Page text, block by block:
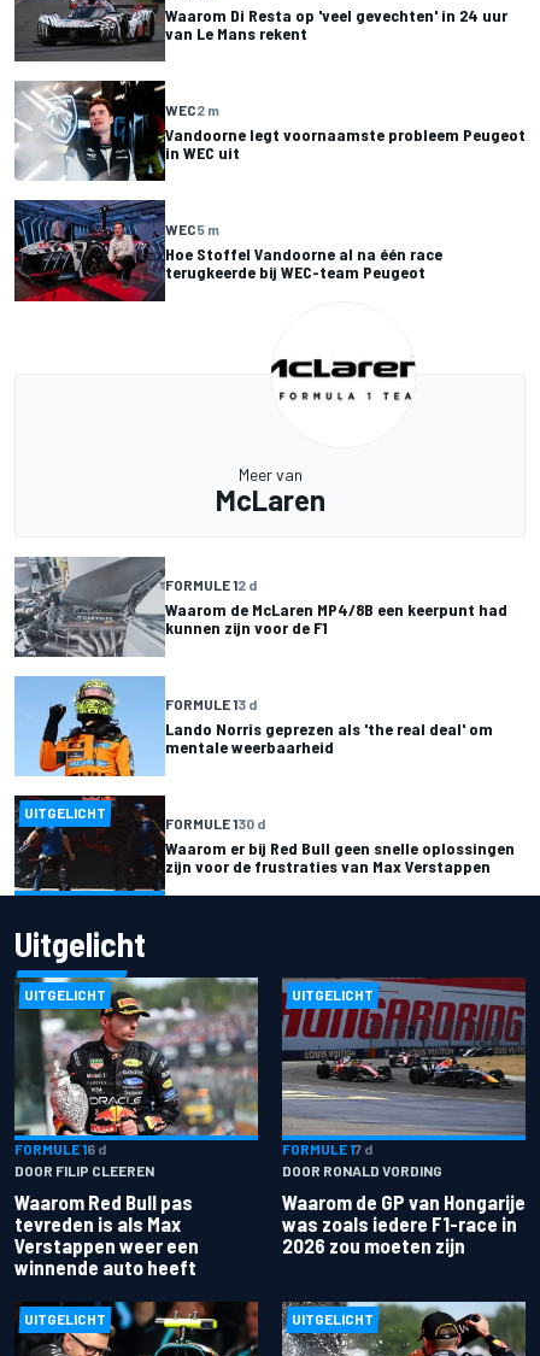
Waarom Di Resta op 'veel gevechten' in 24 uur
van Le Mans rekent
WEC2 m
Vandoorne legt voornaamste probleem Peugeot
in WEC uit
WEC5 m
Hoe Stoffel Vandoorne al na één race
terugkeerde bij WEC-team Peugeot
Meer van
McLaren
FORMULE 12 d
Waarom de McLaren MP4/8B een keerpunt had
kunnen zijn voor de F1
FORMULE 13 d
Lando Norris geprezen als 'the real deal' om
mentale weerbaarheid
UITGELICHT
FORMULE 130 d
Waarom er bij Red Bull geen snelle oplossingen
zijn voor de frustraties van Max Verstappen
Uitgelicht
UITGELICHT
FORMULE 16 d
DOOR FILIP CLEEREN
Waarom Red Bull pas
tevreden is als Max
Verstappen weer een
winnende auto heeft
UITGELICHT
FORMULE 17 d
DOOR RONALD VORDING
Waarom de GP van Hongarije
was zoals iedere F1-race in
2026 zou moeten zijn
UITGELICHT UITGELICHT